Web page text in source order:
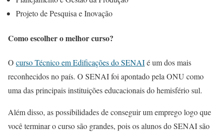
Projeto de Pesquisa e Inovação
Como escolher o melhor curso?
O curso Técnico em Edificações do SENAIé um dos mais
reconhecidos no país. O SENAI foi apontado pela ONU como
uma das principais instituições educacionais do hemisfério sul.
Além disso, as possibilidades de conseguir um emprego logo que
você terminar o curso são grandes, pois os alunos do SENAI são